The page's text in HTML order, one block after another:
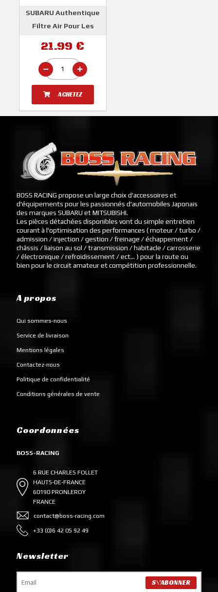
SUBARU Authentique
Filtre Air Pour Les
Et WRX STI 2001-2007
SUBARU
21.99 €
ACHETEZ
BOSS RACING propose un large choix d'accessoires et
d'équipements pour les passionnés d'automobiles Japonais
des marques SUBARU et MITSUBISHI.
Les pièces détachées disponibles vont du simple entretien
courant à l'optimisation des performances ( moteur / turbo /
admission / injection / gestion / freinage / échappement /
châssis / liaison au sol / transmission / habitacle / carrosserie
/ électronique / refroidissement / ect... ) pour la route ou
bien pour le circuit amateur et compétition professionnelle.
A propos
Qui sommes-nous
Service de livraison
Mentions légales
Contactez-nous
Politique de confidentialité
Conditions générales de vente
Coordonnées
BOSS-RACING
6 RUE CHARLES FOLLET
HAUTS-DE-FRANCE
60190 PRONLEROY
FRANCE
contact@boss-racing.com
+33 (0)6 42 05 92 49
Newsletter